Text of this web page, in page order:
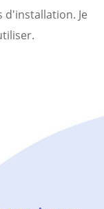
d'installation. Je